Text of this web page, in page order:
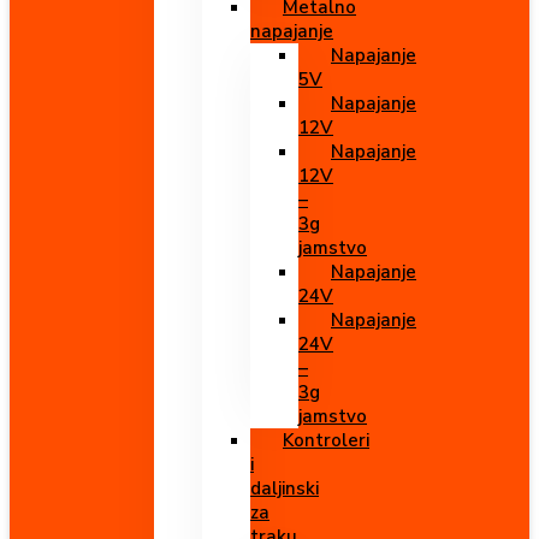
Metalno
napajanje
Napajanje
5V
Napajanje
12V
Napajanje
12V
–
3g
jamstvo
Napajanje
24V
Napajanje
24V
–
3g
jamstvo
Kontroleri
i
daljinski
za